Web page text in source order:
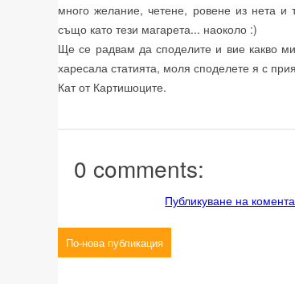
много желание, четене, ровене из нета и
също като тези магарета... наоколо :)
Ще се радвам да споделите и вие какво
харесала статията, моля споделете я с
Кат от Картишоците.
0 comments:
Публикуване на
По-нова публикация